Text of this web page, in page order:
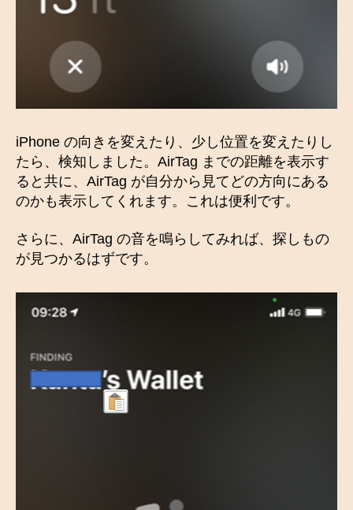
iPhone の向きを変えたり、少し位置を変えたりし
たら、検知しました。AirTag までの距離を表示す
ると共に、AirTag が自分から見てどの方向にある
のかも表示してくれます。これは便利です。
さらに、AirTag の音を鳴らしてみれば、探しもの
が見つかるはずです。